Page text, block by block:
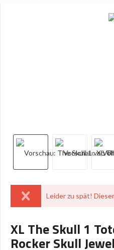
Leider zu spät!
XL The Skull 1
Rocker Skull